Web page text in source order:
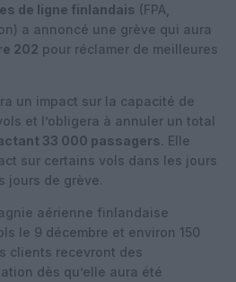
de ligne finlandais (FPA,
a annoncé une grève qui aura
202 pour réclamer de meilleures
un impact sur la capacité de
et l’obligera à annuler un total
33 000 passagers. Elle
sur certains vols dans les jours
jours de grève.
aérienne finlandaise
le 9 décembre et environ 150
clients recevront des
dès qu’elle aura été